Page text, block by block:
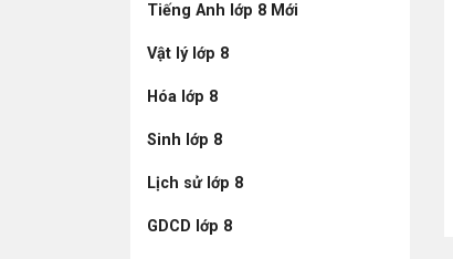
Tiếng Anh lớp 8 Mới
Vật lý lớp 8
Hóa lớp 8
Sinh lớp 8
Lịch sử lớp 8
GDCD lớp 8